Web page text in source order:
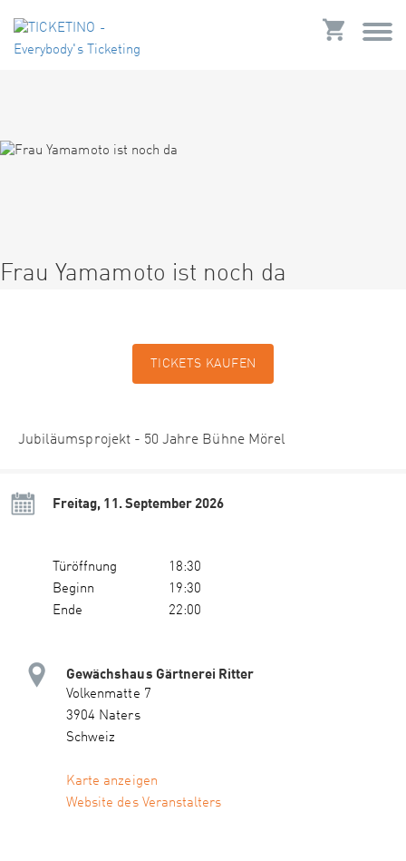
Frau Yamamoto ist noch da
TICKETS KAUFEN
Jubiläumsprojekt - 50 Jahre Bühne Mörel
Freitag, 11. September 2026
Türöffnung
18:30
Beginn
19:30
Ende
22:00
Gewächshaus Gärtnerei Ritter
Volkenmatte 7
3904 Naters
Schweiz
Karte anzeigen
Website des Veranstalters